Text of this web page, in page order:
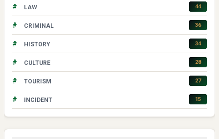
# LAW 44
# CRIMINAL 36
# HISTORY 34
# CULTURE 28
# TOURISM 27
# INCIDENT 15